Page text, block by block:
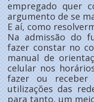
empregado quer
argumento de se
E aí, como
Na admissão do
fazer constar no
manual de
celular nos
fazer ou receber
utilizações das
para tanto, um